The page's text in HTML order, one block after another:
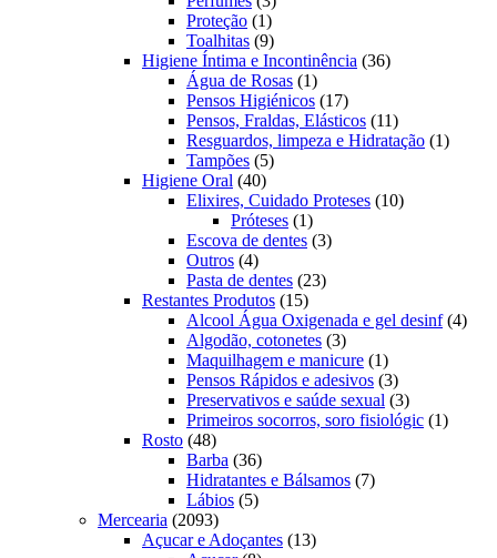
produtos
Proteção 11
produto
Toalhitas 99
produtos
Higiene Íntima e Incontinência 3636
Água de Rosas 11
produto
Pensos Higiénicos 1717
produtos
Pensos, Fraldas, Elásticos 1111
produtos
Resguardos, limpeza e Hidratação 11
Tampões 55
Higiene Oral 4040
produtos
Elixires, Cuidado Proteses 1010
Próteses 11
produto
Escova de dentes 33
Outros 44
produtos
Pasta de dentes 2323
Restantes Produtos 1515
produtos
Alcool Água Oxigenada e gel desinf 44
Algodão, cotonetes 33
produtos
Maquilhagem e manicure 11
produto
Pensos Rápidos e adesivos 33
produtos
Preservativos e saúde sexual 33
produtos
Primeiros socorros, soro fisiológic 11
Rosto 4848
produtos
Barba 3636
produtos
Hidratantes e Bálsamos 77
Lábios 55
Mercearia 20932093
produtos
Açucar e Adoçantes 1313